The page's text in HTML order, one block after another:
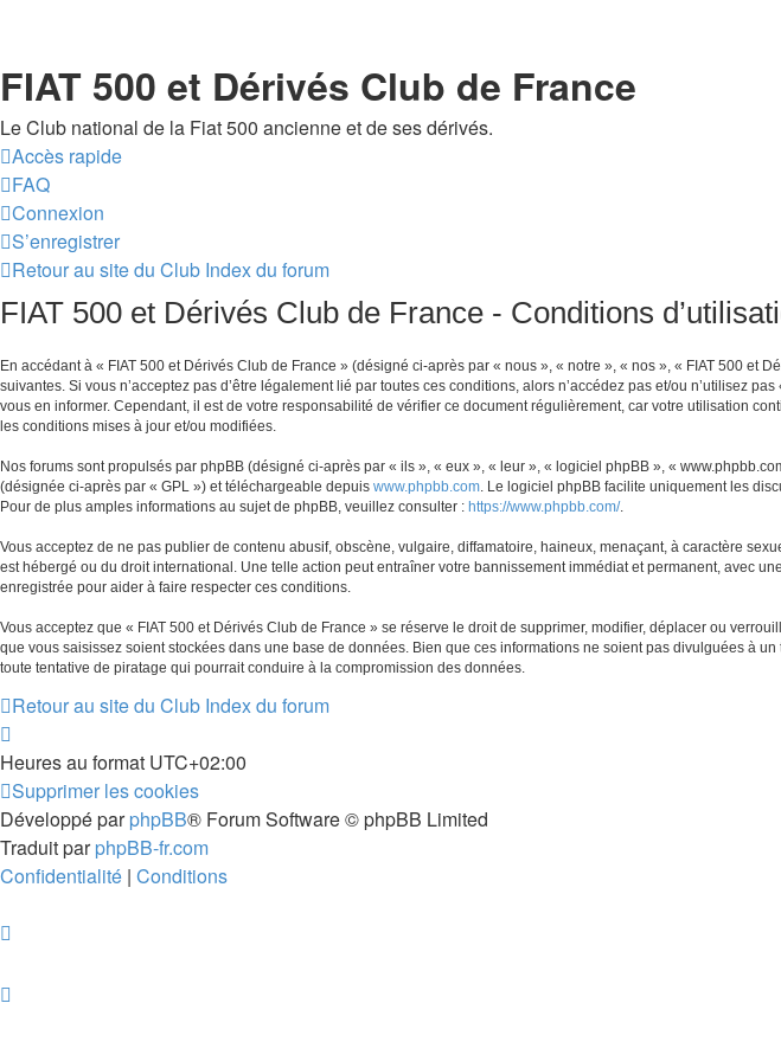
FIAT 500 et Dérivés Club de France
Le Club national de la Fiat 500 ancienne et de ses dérivés.
Accès rapide
FAQ
Connexion
S’enregistrer
Retour au site du Club Index du forum
FIAT 500 et Dérivés Club de France - Conditions
En accédant à « FIAT 500 et Dérivés Club de France » (désigné ci-après par « nous », « notre », « nos », « FIAT 500
suivantes. Si vous n’acceptez pas d’être légalement lié par toutes ces conditions, alors n’accédez pas et/ou n’utilisez
vous en informer. Cependant, il est de votre responsabilité de vérifier ce document régulièrement, car votre utilisation
les conditions mises à jour et/ou modifiées.
Nos forums sont propulsés par phpBB (désigné ci-après par « ils », « eux », « leur », « logiciel phpBB », «
(désignée ci-après par « GPL ») et téléchargeable depuis www.phpbb.com. Le logiciel phpBB facilite uniquement les
Pour de plus amples informations au sujet de phpBB, veuillez consulter : https://www.phpbb.com/.
Vous acceptez de ne pas publier de contenu abusif, obscène, vulgaire, diffamatoire, haineux, menaçant, à caractère
est hébergé ou du droit international. Une telle action peut entraîner votre bannissement immédiat et permanent, avec
enregistrée pour aider à faire respecter ces conditions.
Vous acceptez que « FIAT 500 et Dérivés Club de France » se réserve le droit de supprimer, modifier, déplacer ou
que vous saisissez soient stockées dans une base de données. Bien que ces informations ne soient pas divulguées à
toute tentative de piratage qui pourrait conduire à la compromission des données.
Retour au site du Club Index du forum
Heures au format UTC+02:00
Supprimer les cookies
Développé parphpBB® Forum Software © phpBB Limited
Traduit parphpBB-fr.com
Confidentialité | Conditions